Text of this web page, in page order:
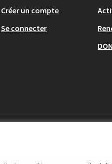
Créer un compte
Se connecter